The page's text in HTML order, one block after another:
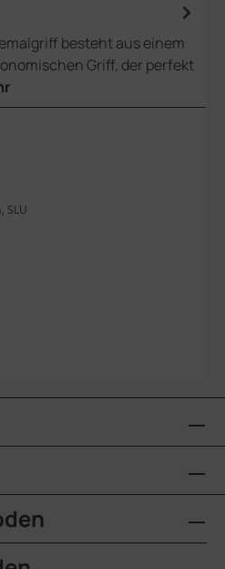
besteht aus einem
Griff, der perfekt
SLU